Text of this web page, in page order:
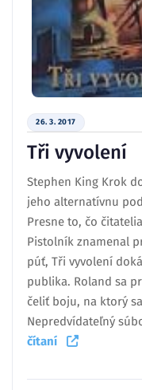
26. 3. 2017
Tři vyvolení
Stephen King Krok
jeho alternatívnu
Presne to, čo
Pistolník znamenal
púť, Tři vyvolení
publika. Roland sa
čeliť boju, na ktorý
Nepredvídateľný
čítaní